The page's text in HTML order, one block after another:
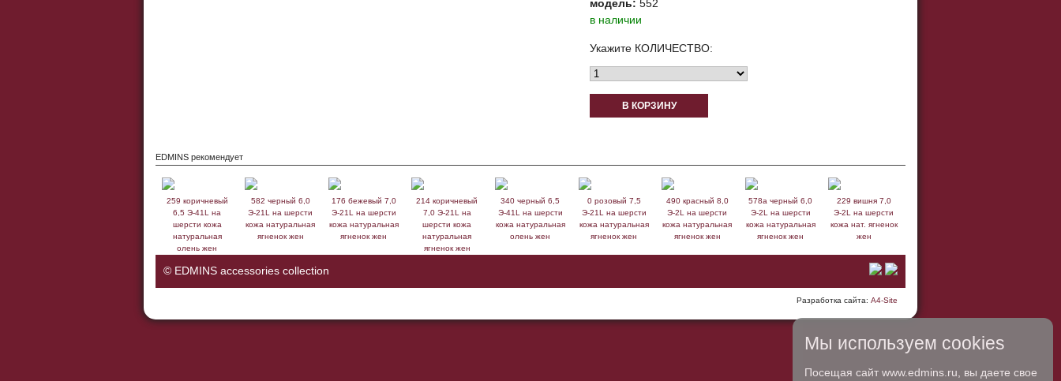
модель: 552
в наличии
Укажите КОЛИЧЕСТВО:
В КОРЗИНУ
EDMINS рекомендует
259 коричневый
6,5 Э-41L на
шерсти кожа
натуральная
олень жен
582 черный 6,0
Э-21L на шерсти
кожа натуральная
ягненок жен
176 бежевый 7,0
Э-21L на шерсти
кожа натуральная
ягненок жен
214 коричневый
7,0 Э-21L на
шерсти кожа
натуральная
ягненок жен
340 черный 6,5
Э-41L на шерсти
кожа натуральная
олень жен
0 розовый 7,5
Э-21L на шерсти
кожа натуральная
ягненок жен
490 красный 8,0
Э-2L на шерсти
кожа натуральная
ягненок жен
578а черный 6,0
Э-2L на шерсти
кожа натуральная
ягненок жен
229 вишня 7,0
Э-2L на шерсти
кожа нат. ягненок
жен
© EDMINS accessories collection
Разработка сайта: A4-Site
Мы используем cookies
Посещая сайт www.edmins.ru, вы даете свое